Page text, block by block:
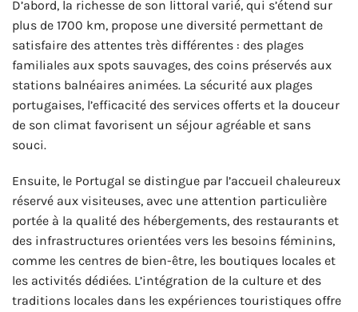
D’abord, la richesse de son littoral varié, qui s’étend sur
plus de 1700 km, propose une diversité permettant de
satisfaire des attentes très différentes : des plages
familiales aux spots sauvages, des coins préservés aux
stations balnéaires animées. La sécurité aux plages
portugaises, l’efficacité des services offerts et la douceur
de son climat favorisent un séjour agréable et sans
souci.
Ensuite, le Portugal se distingue par l’accueil chaleureux
réservé aux visiteuses, avec une attention particulière
portée à la qualité des hébergements, des restaurants et
des infrastructures orientées vers les besoins féminins,
comme les centres de bien-être, les boutiques locales et
les activités dédiées. L’intégration de la culture et des
traditions locales dans les expériences touristiques offre